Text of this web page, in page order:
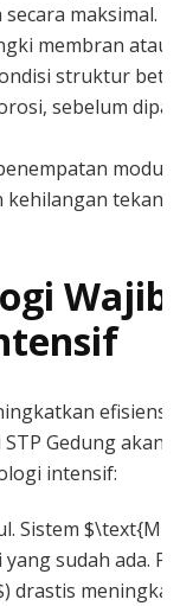
maksimal.
membran atau
struktur
sebelum
modul
efisiensi
Gedung akan
intensif:
Sistem
sudah ada.
drastis